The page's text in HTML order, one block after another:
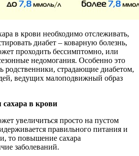
в крови необходимо отслеживать,
диабет – коварную болезнь,
проходить бессимптомно, или
недомогания. Особенно это
родственники, страдающие диабетом,
ведущих малоподвижный образ
в крови
увеличиться просто на пустом
правильного питания и
то повышение сахара
заболеваний.